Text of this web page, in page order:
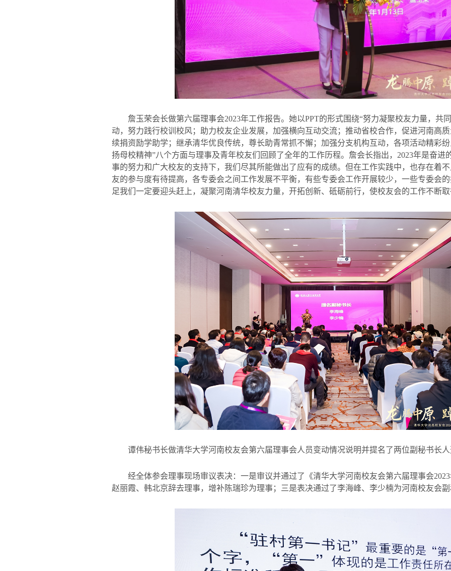
詹玉荣会长做第六届理事会2023年工作报告。她以PPT的形式围绕“努力凝聚校友力量，共
动，努力践行校训校风；助力校友企业发展，加强横向互动交流；推动省校合作，促进河南高
续捐资励学助学；继承清华优良传统，尊长助青常抓不懈；加强分支机构互动，各项活动精彩
扬母校精神”八个方面与理事及青年校友们回顾了全年的工作历程。詹会长指出， 2023年是奋进
事的努力和广大校友的支持下，我们尽其所能做出了应有的成绩。但在工作实践中，也存在着
友的参与度有待提高，各专委会之间工作发展不平衡，有些专委会工作开展较少，一些专委会
足我们一定要迎头赶上，凝聚河南清华校友力量，开拓创新、砥砺前行，使校友会的工作不断
谭伟秘书长做清华大学河南校友会第六届理事会人员变动情况说明并提名了两位副秘书长
经全体参会理事现场审议表决：一是审议并通过了《清华大学河南校友会第六届理事会2023
赵丽霞、韩北京辞去理事，增补陈瑞珍为理事；三是表决通过了李海峰、李少楠为河南校友会